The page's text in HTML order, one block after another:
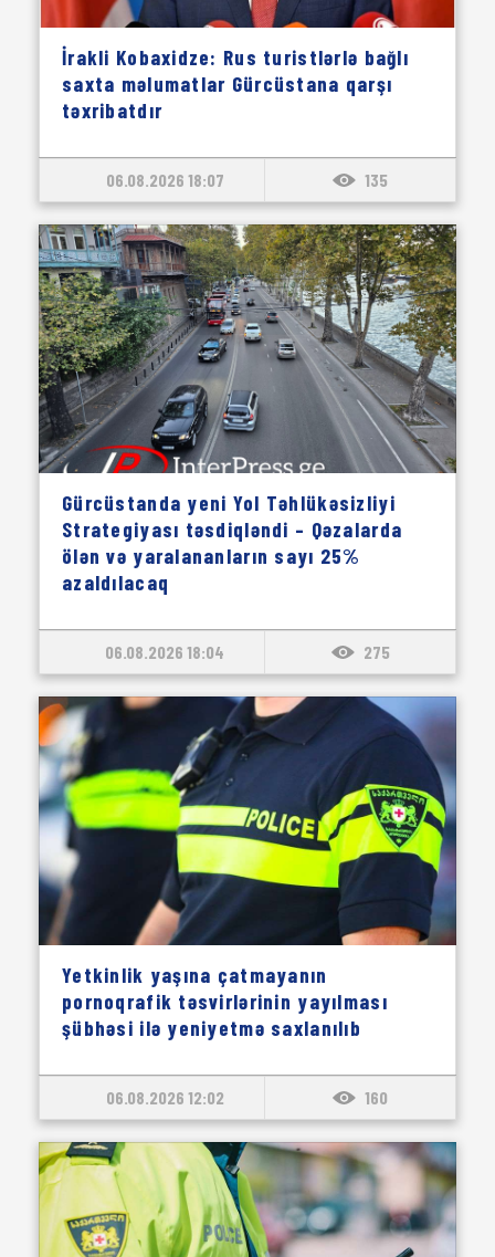
İrakli Kobaxidze: Rus turistlərlə bağlı
saxta məlumatlar Gürcüstana qarşı
təxribatdır
06.08.2026 18:07 135
Gürcüstanda yeni Yol Təhlükəsizliyi
Strategiyası təsdiqləndi – Qəzalarda
ölən və yaralananların sayı 25%
azaldılacaq
06.08.2026 18:04 275
Yetkinlik yaşına çatmayanın
pornoqrafik təsvirlərinin yayılması
şübhəsi ilə yeniyetmə saxlanılıb
06.08.2026 12:02 160